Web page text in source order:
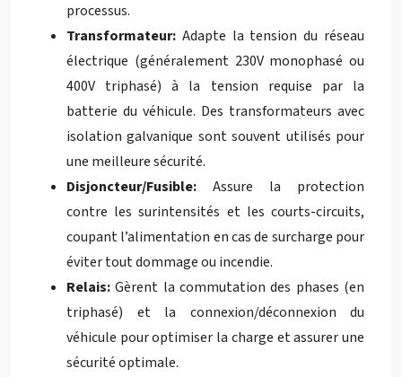
processus.
Transformateur: Adapte la tension du réseau
électrique (généralement 230V monophasé ou
400V triphasé) à la tension requise par la
batterie du véhicule. Des transformateurs avec
isolation galvanique sont souvent utilisés pour
une meilleure sécurité.
Disjoncteur/Fusible: Assure la protection
contre les surintensités et les courts-circuits,
coupant l’alimentation en cas de surcharge pour
éviter tout dommage ou incendie.
Relais:Gèrent la commutation des phases (en
triphasé) et la connexion/déconnexion du
véhicule pour optimiser la charge et assurer une
sécurité optimale.